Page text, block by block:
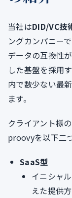
当社はDID/VC技
ングカンパニーで
データの互換性
した基盤を採用
内で数少ない最
ます。
クライアント様
proovyを以下二
SaaS型
イニシャ
えた提供